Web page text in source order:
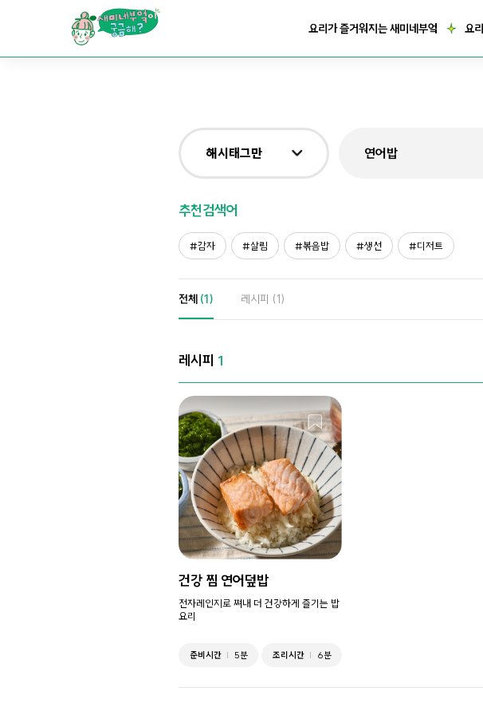
요리가
요리가 즐거워지는 새미네부엌 요
해시태그만
전체
제목&내용만
재료만
해시태그만
추천검색어
감자 살림 볶음밥 생선 디저트
전체 (1) 레시피 (1)
레시피 1
건강 찜 연어덮밥
전자레인지로 쪄내 더 건강하게 즐기는 밥
요리
준비시간 5분 조리시간 6분